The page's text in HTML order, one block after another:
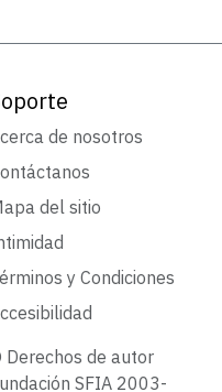
de nosotros
del sitio
y Condiciones
Derechos de autor
SFIA 2003-